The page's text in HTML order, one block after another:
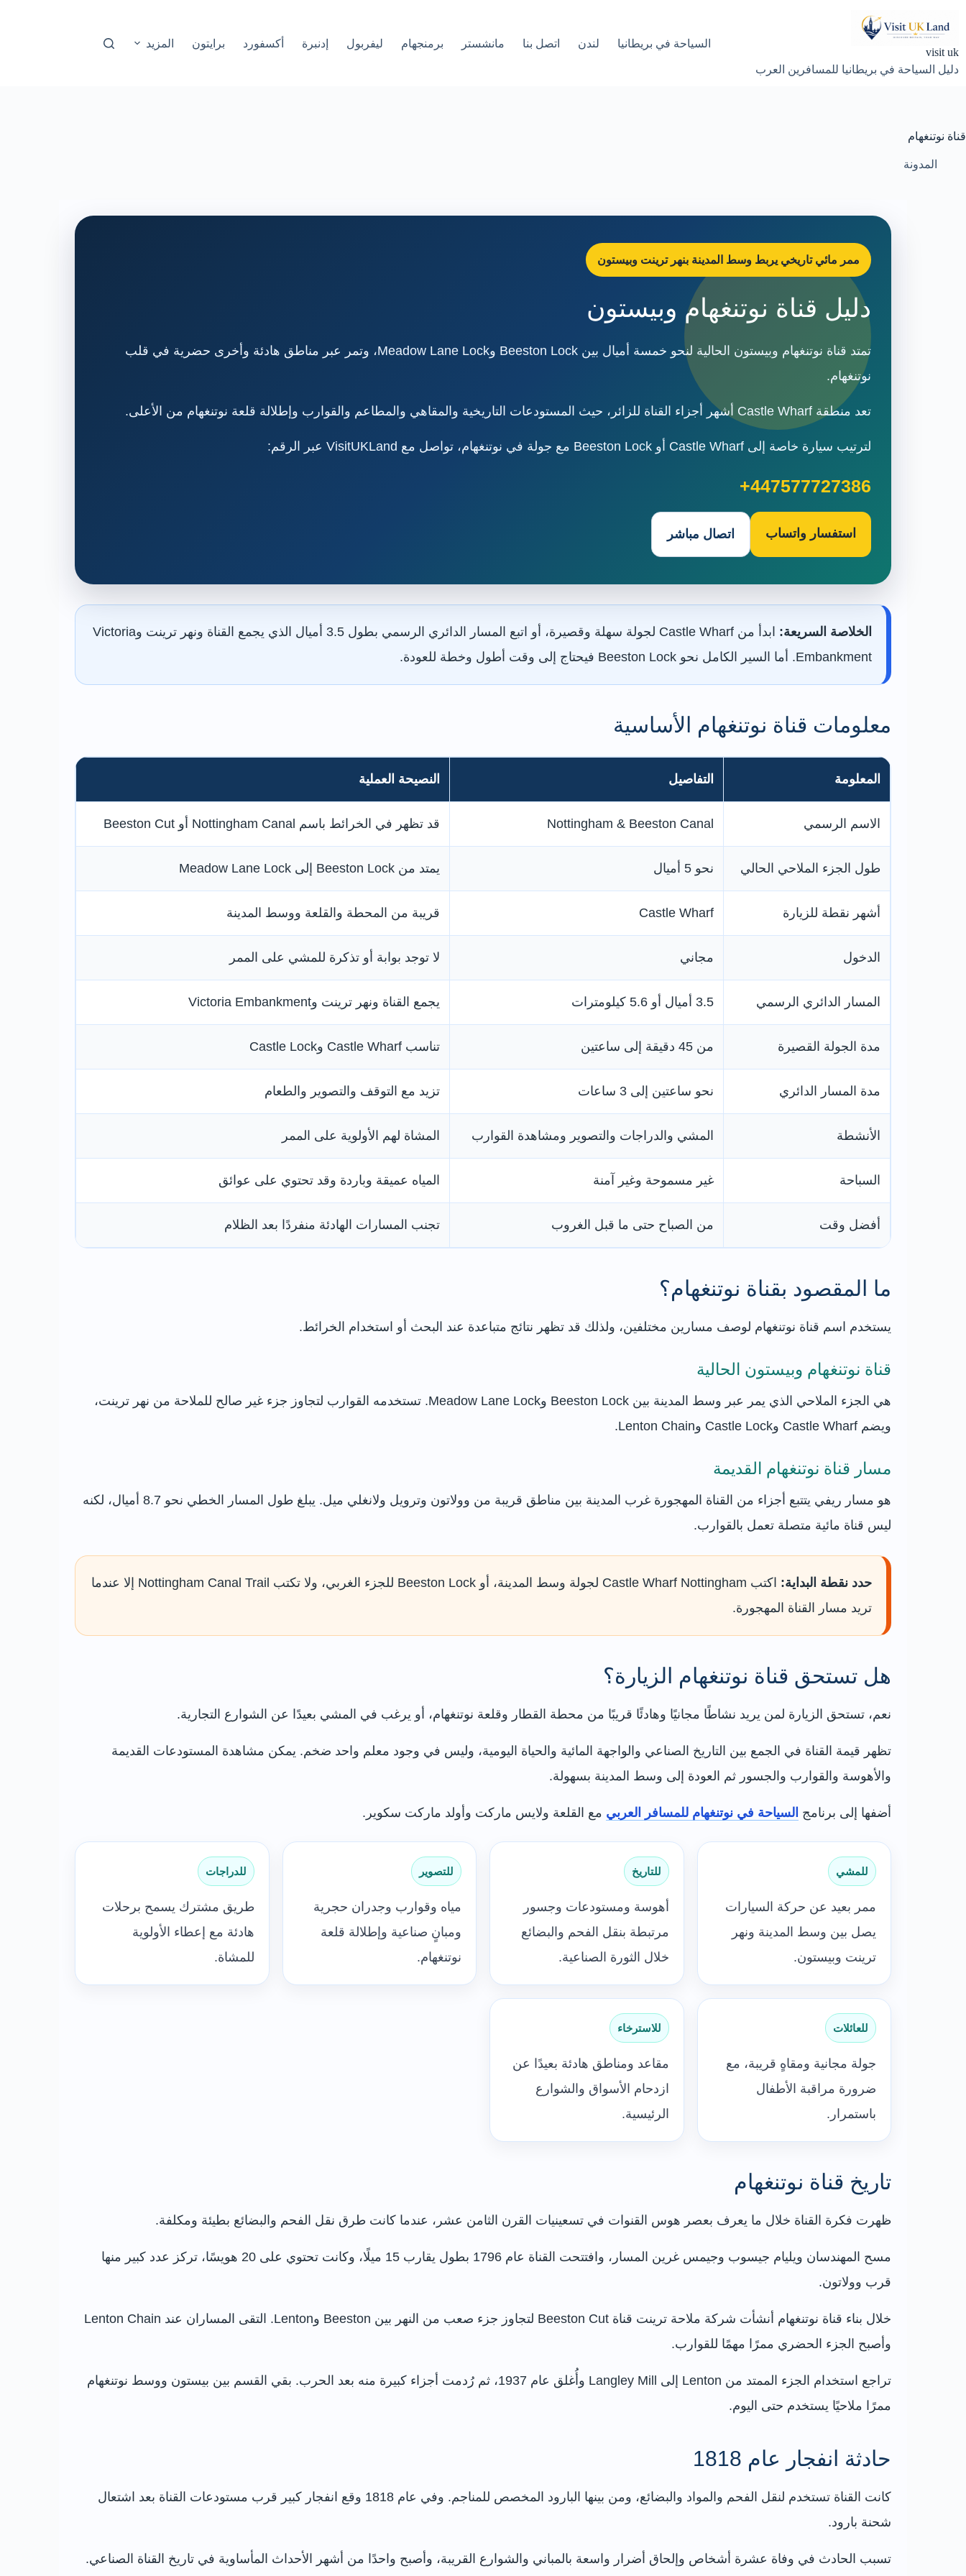
المحتوى
visit uk
دليل السياحة في بريطانيا للمسافرين العرب
السياحة في بريطانيا لندن اتصل بنا مانشستر برمنجهام ليفربول إدنبرة أكسفورد برايتون المزيد
قناة نوتنغهام
المدونة
ممر مائي تاريخي يربط وسط المدينة بنهر ترينت وبيستون
دليل قناة نوتنغهام وبيستون
تمتد قناة نوتنغهام وبيستون الحالية لنحو خمسة أميال بين Beeston Lock وMeadow Lane Lock، وتمر عبر مناطق هادئة وأخرى حضرية في قلب
نوتنغهام.
تعد منطقة Castle Wharf أشهر أجزاء القناة للزائر، حيث المستودعات التاريخية والمقاهي والمطاعم والقوارب وإطلالة قلعة نوتنغهام من الأعلى.
لترتيب سيارة خاصة إلى Castle Wharf أو Beeston Lock مع جولة في نوتنغهام، تواصل مع VisitUKLand عبر الرقم:
+447577727386
استفسار واتساب اتصال مباشر
الخلاصة السريعة:
ابدأ من Castle Wharf لجولة سهلة وقصيرة، أو اتبع المسار الدائري الرسمي بطول 3.5 أميال الذي يجمع القناة ونهر ترينت وVictoria
Embankment. أما السير الكامل نحو Beeston Lock فيحتاج إلى وقت أطول وخطة للعودة.
معلومات قناة نوتنغهام الأساسية
المعلومة التفاصيل النصيحة العملية
الاسم الرسمي Nottingham & Beeston Canal قد تظهر في الخرائط باسم Nottingham Canal أو Beeston Cut
طول الجزء الملاحي الحالي نحو 5 أميال يمتد من Beeston Lock إلى Meadow Lane Lock
أشهر نقطة للزيارة Castle Wharf قريبة من المحطة والقلعة ووسط المدينة
الدخول مجاني لا توجد بوابة أو تذكرة للمشي على الممر
المسار الدائري الرسمي 3.5 أميال أو 5.6 كيلومترات يجمع القناة ونهر ترينت وVictoria Embankment
مدة الجولة القصيرة من 45 دقيقة إلى ساعتين تناسب Castle Wharf وCastle Lock
مدة المسار الدائري نحو ساعتين إلى 3 ساعات تزيد مع التوقف والتصوير والطعام
الأنشطة المشي والدراجات والتصوير ومشاهدة القوارب المشاة لهم الأولوية على الممر
السباحة غير مسموحة وغير آمنة المياه عميقة وباردة وقد تحتوي على عوائق
أفضل وقت من الصباح حتى ما قبل الغروب تجنب المسارات الهادئة منفردًا بعد الظلام
ما المقصود بقناة نوتنغهام؟
يستخدم اسم قناة نوتنغهام لوصف مسارين مختلفين، ولذلك قد تظهر نتائج متباعدة عند البحث أو استخدام الخرائط.
قناة نوتنغهام وبيستون الحالية
هي الجزء الملاحي الذي يمر عبر وسط المدينة بين Beeston Lock وMeadow Lane Lock. تستخدمه القوارب لتجاوز جزء غير صالح للملاحة من نهر ترينت،
ويضم Castle Wharf وCastle Lock وLenton Chain.
مسار قناة نوتنغهام القديمة
هو مسار ريفي يتتبع أجزاء من القناة المهجورة غرب المدينة بين مناطق قريبة من وولاتون وترويل ولانغلي ميل. يبلغ طول المسار الخطي نحو 8.7 أميال، لكنه
ليس قناة مائية متصلة تعمل بالقوارب.
حدد نقطة البداية:
اكتب Castle Wharf Nottingham لجولة وسط المدينة، أو Beeston Lock للجزء الغربي، ولا تكتب Nottingham Canal Trail إلا عندما
تريد مسار القناة المهجورة.
هل تستحق قناة نوتنغهام الزيارة؟
نعم، تستحق الزيارة لمن يريد نشاطًا مجانيًا وهادئًا قريبًا من محطة القطار وقلعة نوتنغهام، أو يرغب في المشي بعيدًا عن الشوارع التجارية.
تظهر قيمة القناة في الجمع بين التاريخ الصناعي والواجهة المائية والحياة اليومية، وليس في وجود معلم واحد ضخم. يمكن مشاهدة المستودعات القديمة
والأهوسة والقوارب والجسور ثم العودة إلى وسط المدينة بسهولة.
أضفها إلى برنامج السياحة في نوتنغهام للمسافر العربي مع القلعة ولايس ماركت وأولد ماركت سكوير.
للمشي
ممر بعيد عن حركة السيارات
يصل بين وسط المدينة ونهر
ترينت وبيستون.
للتاريخ
أهوسة ومستودعات وجسور
مرتبطة بنقل الفحم والبضائع
خلال الثورة الصناعية.
للتصوير
مياه وقوارب وجدران حجرية
ومبانٍ صناعية وإطلالة قلعة
نوتنغهام.
للدراجات
طريق مشترك يسمح برحلات
هادئة مع إعطاء الأولوية
للمشاة.
للعائلات
جولة مجانية ومقاهٍ قريبة، مع
ضرورة مراقبة الأطفال
باستمرار.
للاسترخاء
مقاعد ومناطق هادئة بعيدًا عن
ازدحام الأسواق والشوارع
الرئيسية.
تاريخ قناة نوتنغهام
ظهرت فكرة القناة خلال ما يعرف بعصر هوس القنوات في تسعينيات القرن الثامن عشر، عندما كانت طرق نقل الفحم والبضائع بطيئة ومكلفة.
مسح المهندسان ويليام جيسوب وجيمس غرين المسار، وافتتحت القناة عام 1796 بطول يقارب 15 ميلًا، وكانت تحتوي على 20 هويسًا، تركز عدد كبير منها
قرب وولاتون.
خلال بناء قناة نوتنغهام أنشأت شركة ملاحة ترينت قناة Beeston Cut لتجاوز جزء صعب من النهر بين Beeston وLenton. التقى المساران عند Lenton Chain
وأصبح الجزء الحضري ممرًا مهمًا للقوارب.
تراجع استخدام الجزء الممتد من Lenton إلى Langley Mill وأُغلق عام 1937، ثم رُدمت أجزاء كبيرة منه بعد الحرب. بقي القسم بين بيستون ووسط نوتنغهام
ممرًا ملاحيًا يستخدم حتى اليوم.
حادثة انفجار عام 1818
كانت القناة تستخدم لنقل الفحم والمواد والبضائع، ومن بينها البارود المخصص للمناجم. وفي عام 1818 وقع انفجار كبير قرب مستودعات القناة بعد اشتعال
شحنة بارود.
تسبب الحادث في وفاة عشرة أشخاص وإلحاق أضرار واسعة بالمباني والشوارع القريبة، وأصبح واحدًا من أشهر الأحداث المأساوية في تاريخ القناة الصناعي.